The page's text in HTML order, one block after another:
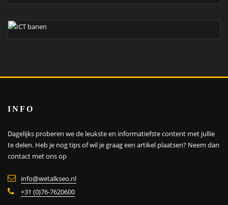
INFO
Dagelijks proberen we de leukste en informatiefste content met jullie
te delen. Heb je nog tips of wil je graag een artikel plaatsen? Neem dan
contact met ons op
info@wetalkseo.nl
+31 (0)76-7620600